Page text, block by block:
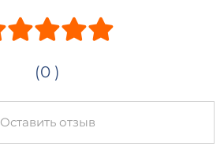
(0 )
Оставить отзыв